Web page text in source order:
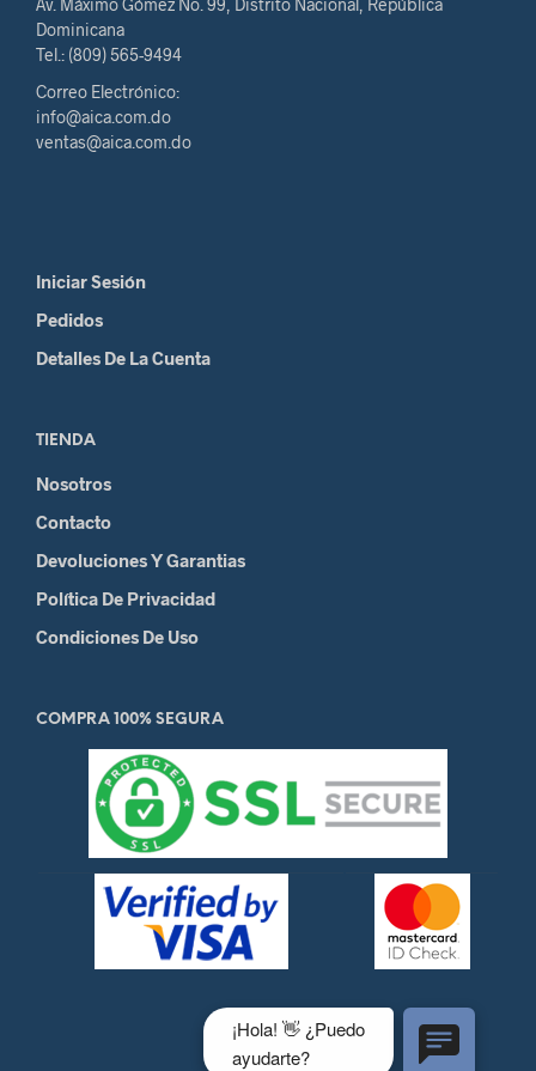
Dominicana
Tel.: (809) 565-9494
Correo Electrónico:
info@aica.com.do
ventas@aica.com.do
Iniciar Sesión
Pedidos
Detalles De La Cuenta
TIENDA
Nosotros
Contacto
Devoluciones Y Garantias
Política De Privacidad
Condiciones De Uso
COMPRA 100% SEGURA